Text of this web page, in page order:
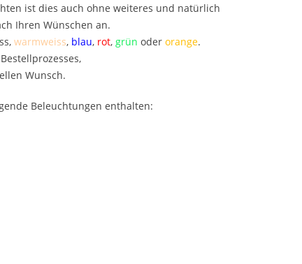
ist dies auch ohne weiteres und natürlich
Ihren Wünschen an.
warmweiss, blau, rot, grün oder orange.
Wunsch.
Beleuchtungen enthalten: